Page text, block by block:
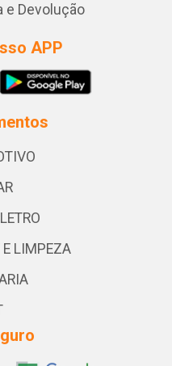
e Devolução
APP
E LIMPEZA